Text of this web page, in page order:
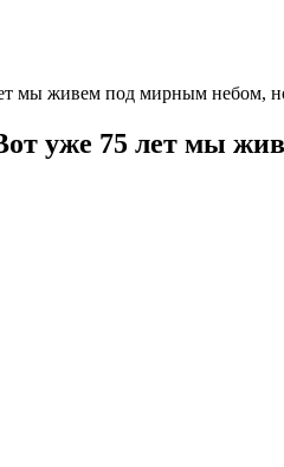
мы живем под мирным небом, но
уже 75 лет мы